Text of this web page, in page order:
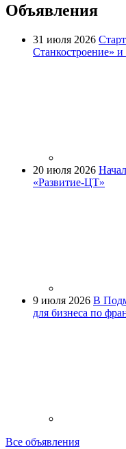
Объявления
31 июля 2026
Станкостроение»
20 июля 2026
«Развитие-ЦТ»
9 июля 2026 В
для бизнеса по
Все объявления